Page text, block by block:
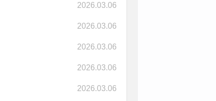
2026.03.06
2026.03.06
2026.03.06
2026.03.06
2026.03.06